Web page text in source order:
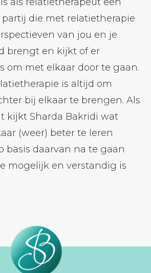
die met relatietherapie
van jou en je
brengt en kijkt of er
om met elkaar door te gaan.
is altijd om
bij elkaar te brengen. Als
kijkt Sharda Bakridi wat
(weer) beter te leren
basis daarvan na te gaan
mogelijk en verstandig is